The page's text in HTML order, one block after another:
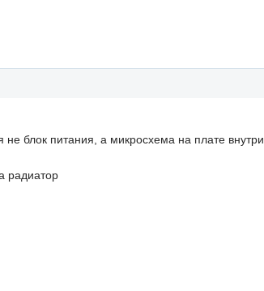
блок питания, а микросхема на плате внутри.
радиатор